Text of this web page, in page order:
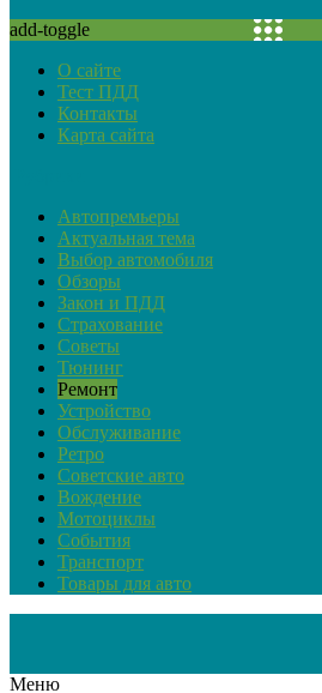
add-toggle
О сайте
Тест ПДД
Контакты
Карта сайта
Автопремьеры
Актуальная тема
Выбор автомобиля
Обзоры
Закон и ПДД
Страхование
Советы
Тюнинг
Ремонт
Устройство
Обслуживание
Ретро
Советские авто
Вождение
Мотоциклы
События
Транспорт
Товары для авто
Меню